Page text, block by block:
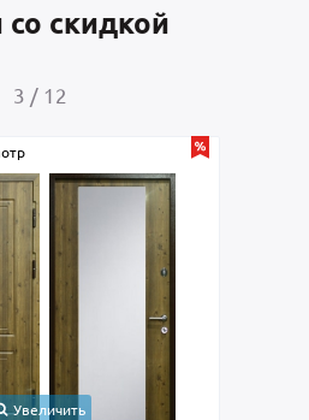
скидкой
4 / 12